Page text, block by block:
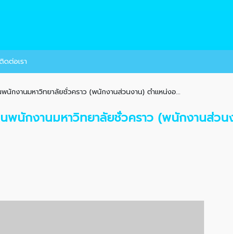
ดต่อเรา
นักงานมหาวิทยาลัยชั่วคราว (พนักงานส่วนงาน) ตำแหน่งอ...
พนักงานมหาวิทยาลัยชั่วคราว (พนักงานส่วน